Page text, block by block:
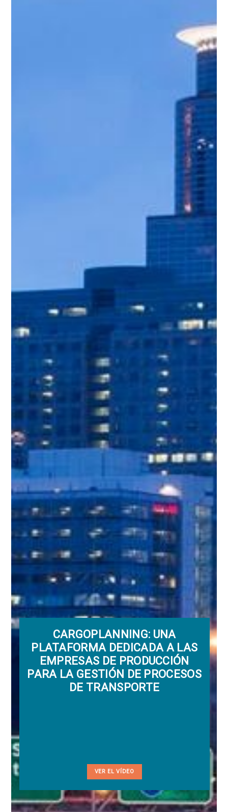
CARGOPLANNING: UNA
PLATAFORMA DEDICADA A LAS
EMPRESAS DE PRODUCCIÓN
PARA LA GESTIÓN DE PROCESOS
DE TRANSPORTE
VER EL VÍDEO